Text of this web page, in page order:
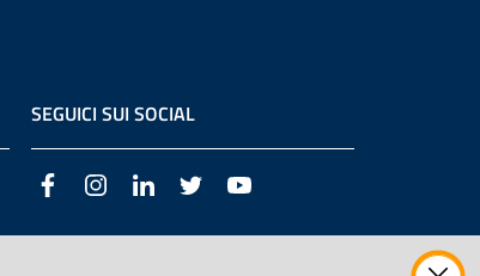
SEGUICI SUI SOCIAL
FacebookInstagramLinkedIn Twitter